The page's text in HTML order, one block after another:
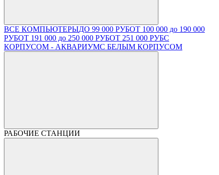
ВСЕ КОМПЬЮТЕРЫДО 99 000 РУБОТ 100 000 до 190 000
РУБОТ 191 000 до 250 000 РУБОТ 251 000 РУБС
КОРПУСОМ - АКВАРИУМС БЕЛЫМ КОРПУСОМ
РАБОЧИЕ СТАНЦИИ